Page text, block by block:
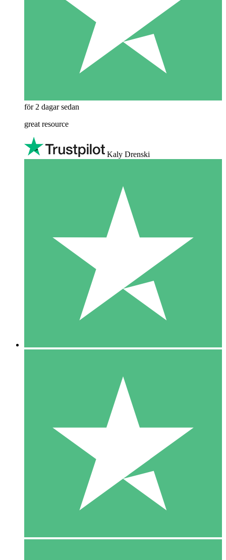
för 2 dagar sedan
great resource
Kaly Drenski